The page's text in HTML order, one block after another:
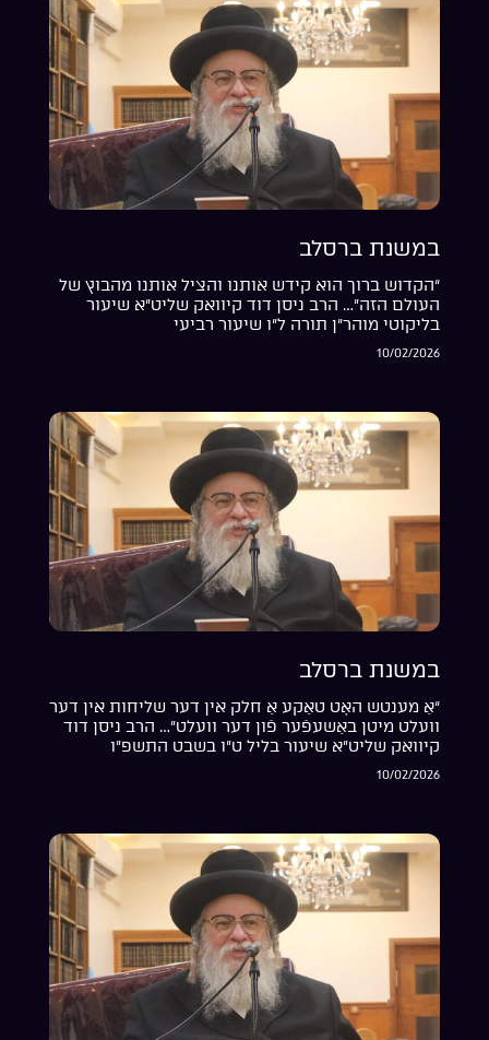
במשנת ברסלב
“הקדוש ברוך הוא קידש אותנו והציל אותנו מהבוץ של
העולם הזה”… הרב ניסן דוד קיוואק שליט”א שיעור
בליקוטי מוהר”ן תורה ל”ו שיעור רביעי
10/02/2026
במשנת ברסלב
“אַ מענטש האָט טאַקע אַ חלק אין דער שליחות אין דער
וועלט מיטן באַשעפֿער פֿון דער וועלט”… הרב ניסן דוד
קיוואק שליט”א שיעור בליל ט”ו בשבט התשפ”ו
10/02/2026